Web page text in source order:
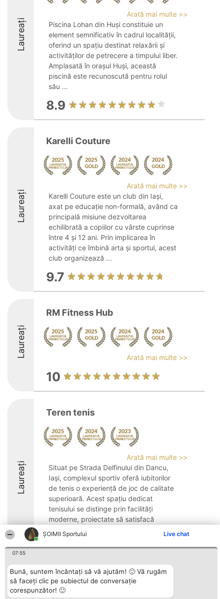
ȘOIMII Sportului Live chat
07:55
Bună, suntem încântați să vă ajutăm! 🙂 Vă rugăm
să faceți clic pe subiectul de conversație
corespunzător! 🙂
Laureați
Arată mai multe >>
Piscina Lohan din Huși constituie un
element semnificativ în cadrul localității,
oferind un spațiu destinat relaxării și
activităților de petrecere a timpului liber.
Amplasată în orașul Huși, această
piscină este recunoscută pentru rolul
său ...
8.9
Laureați
Karelli Couture
Arată mai multe >>
Karelli Couture este un club din Iași,
axat pe educație non-formală, având ca
principală misiune dezvoltarea
echilibrată a copiilor cu vârste cuprinse
între 4 și 12 ani. Prin implicarea în
activități ce îmbină arta și sportul, acest
club organizează ...
9.7
Laureați
RM Fitness Hub
Arată mai multe >>
10
Laureați
Teren tenis
Arată mai multe >>
Situat pe Strada Delfinului din Dancu,
Iași, complexul sportiv oferă iubitorilor
de tenis o experiență de joc de calitate
superioară. Acest spațiu dedicat
tenisului se distinge prin facilități
moderne, proiectate să satisfacă
8.8
Organizator Ranking
BRIGHT SOLUTIONS BR SRL
Aleea Timisul De Sus 2 Bl. A30
Plebiscyt
Lista Tuturor